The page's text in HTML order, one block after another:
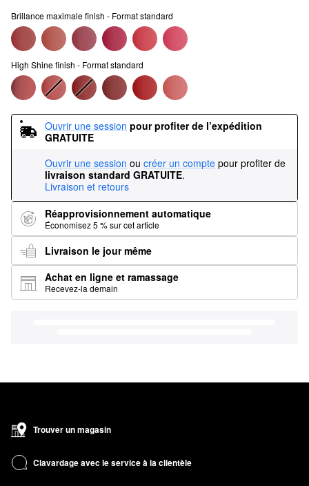
Brillance maximale finish - Format standard
High Shine finish - Format standard
Ouvrir une session pour profiter de l’expédition
GRATUITE
Ouvrir une session ou créer un compte pour profiter de
livraison standard GRATUITE.
Livraison et retours
Réapprovisionnement automatique
Économisez 5 % sur cet article
Livraison le jour même
Achat en ligne et ramassage
Recevez-la demain
Trouver un magasin
Clavardage avec le service à la clientèle